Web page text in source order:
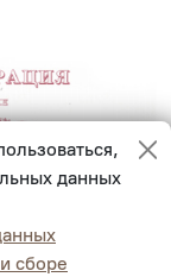
данных
сборе